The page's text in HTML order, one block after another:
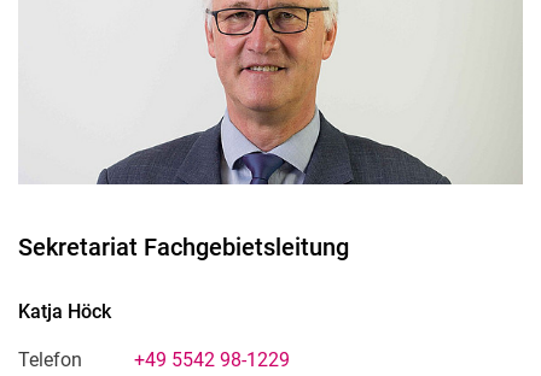
Sekretariat Fachgebietsleitung
Katja Höck
Telefon
+49 5542 98-1229